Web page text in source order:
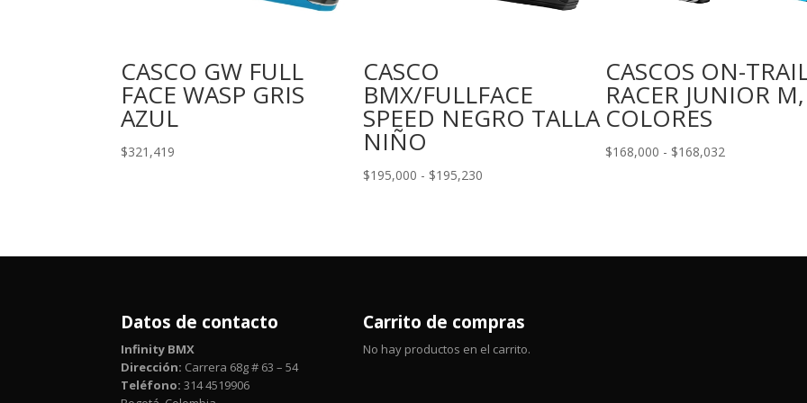
CASCO GW FULL
FACE WASP GRIS
AZUL
$321,419
CASCO
BMX/FULLFACE
SPEED NEGRO TALLA
NIÑO
$195,000 - $195,230
$195,000
CASCOS ON-
RACER JUNIOR M,
COLORES
$168,000 - $168,032Rango
hasta
Datos de contacto
Infinity BMX
Dirección: Carrera 68g # 63 – 54
Teléfono: 314 4519906
Carrito de compras
No hay productos en el carrito.